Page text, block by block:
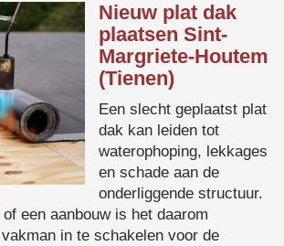
Nieuw plat dak
plaatsen Sint-
Margriete-Houtem
(Tienen)
Een slecht geplaatst plat
dak kan leiden tot
waterophoping, lekkages
en schade aan de
onderliggende structuur.
een aanbouw is het daarom
in te schakelen voor de